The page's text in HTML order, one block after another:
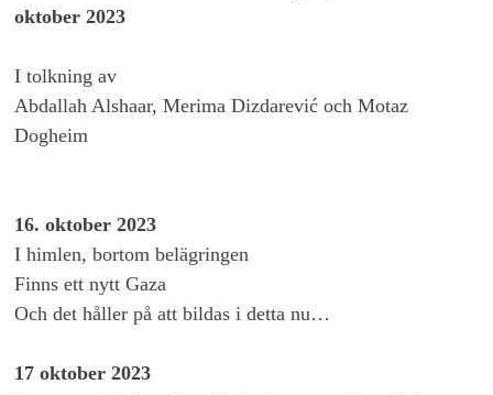
oktober 2023
I tolkning av
Abdallah Alshaar, Merima Dizdarević och Motaz
Dogheim
16. oktober 2023
I himlen, bortom belägringen
Finns ett nytt Gaza
Och det håller på att bildas i detta nu…
17 oktober 2023